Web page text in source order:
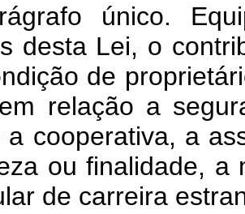
único.
desta Lei, o
de
relação a
a cooperativa, a
ou finalidade, a
de carreira